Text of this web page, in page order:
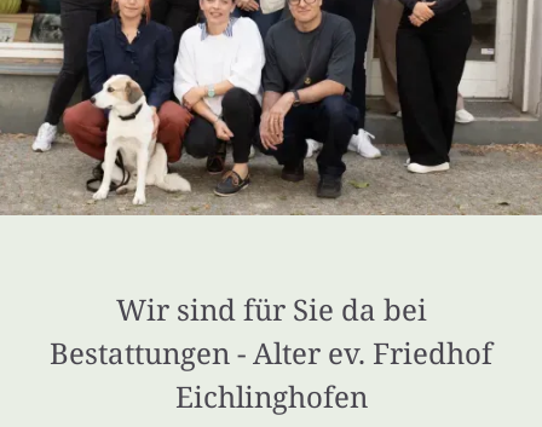
Wir sind für Sie da bei
Bestattungen - Alter ev. Friedhof
Eichlinghofen